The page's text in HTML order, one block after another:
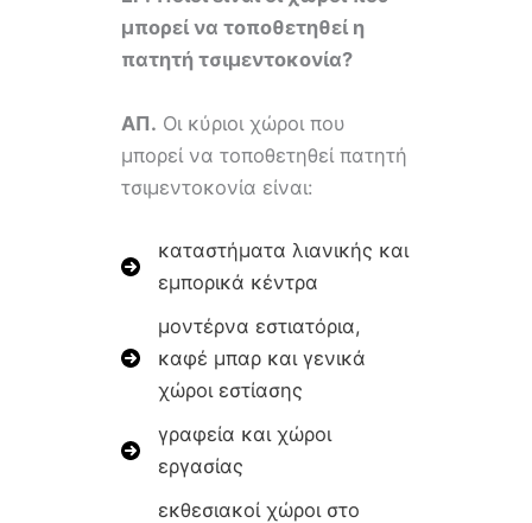
μπορεί να τοποθετηθεί η
πατητή τσιμεντοκονία?
ΑΠ. Οι κύριοι χώροι που
μπορεί να τοποθετηθεί πατητή
τσιμεντοκονία είναι:
καταστήματα λιανικής και
εμπορικά κέντρα
μοντέρνα εστιατόρια,
καφέ μπαρ και γενικά
χώροι εστίασης
γραφεία και χώροι
εργασίας
εκθεσιακοί χώροι στο